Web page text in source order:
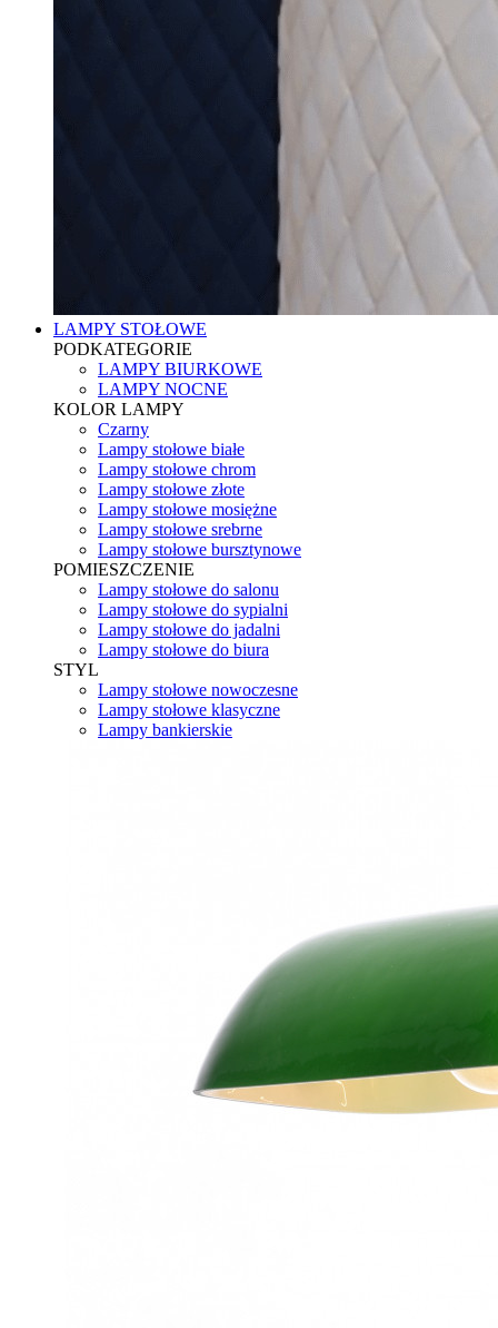
LAMPY STOŁOWE
PODKATEGORIE
LAMPY BIURKOWE
LAMPY NOCNE
KOLOR LAMPY
Czarny
Lampy stołowe białe
Lampy stołowe chrom
Lampy stołowe złote
Lampy stołowe mosiężne
Lampy stołowe srebrne
Lampy stołowe bursztynowe
POMIESZCZENIE
Lampy stołowe do salonu
Lampy stołowe do sypialni
Lampy stołowe do jadalni
Lampy stołowe do biura
STYL
Lampy stołowe nowoczesne
Lampy stołowe klasyczne
Lampy bankierskie